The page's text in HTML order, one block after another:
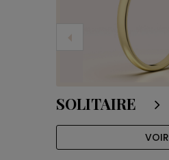
SOLITAIRE
VOIR